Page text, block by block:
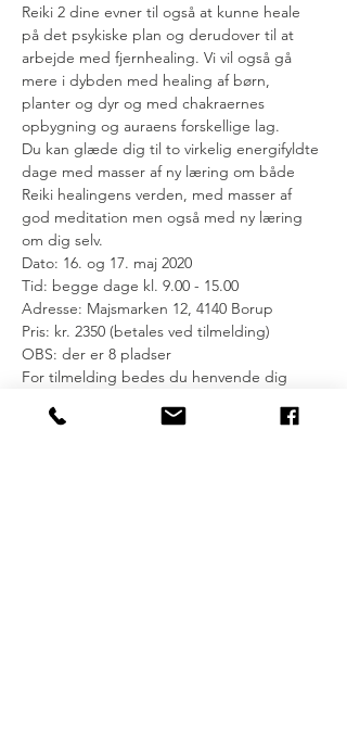
Reiki 2 dine evner til også at kunne heale
på det psykiske plan og derudover til at
arbejde med fjernhealing. Vi vil også gå
mere i dybden med healing af børn,
planter og dyr og med chakraernes
opbygning og auraens forskellige lag.
Du kan glæde dig til to virkelig energifyldte
dage med masser af ny læring om både
Reiki healingens verden, med masser af
god meditation men også med ny læring
om dig selv.
Dato: 16. og 17. maj 2020
Tid: begge dage kl. 9.00 - 15.00
Adresse: Majsmarken 12, 4140 Borup
Pris: kr. 2350 (betales ved tilmelding)
OBS: der er 8 pladser
For tilmelding bedes du henvende dig
uddannelsen.